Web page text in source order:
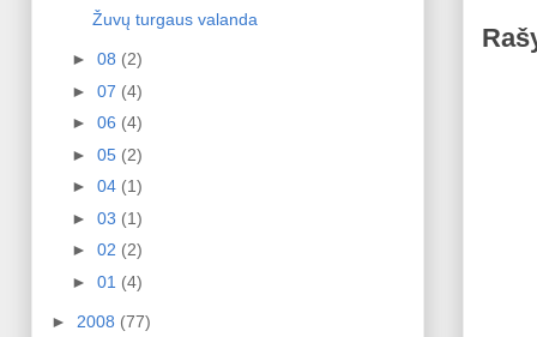
Žuvų turgaus valanda
► 08 (2)
► 07 (4)
► 06 (4)
► 05 (2)
► 04 (1)
► 03 (1)
► 02 (2)
► 01 (4)
► 2008 (77)